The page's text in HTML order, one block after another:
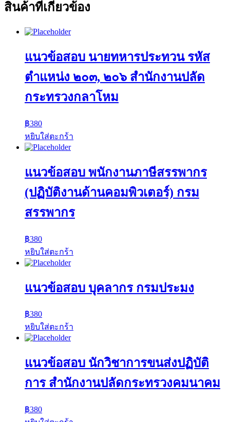
สินค้าที่เกี่ยวข้อง
แนวข้อสอบ นายทหารประทวน รหัส
ตำแหน่ง ๒๐๓, ๒๐๖ สำนักงานปลัด
กระทรวงกลาโหม
฿380
หยิบใส่ตะกร้า
แนวข้อสอบ พนักงานภาษีสรรพากร
(ปฏิบัติงานด้านคอมพิวเตอร์) กรม
สรรพากร
฿380
หยิบใส่ตะกร้า
แนวข้อสอบ บุคลากร กรมประมง
฿380
หยิบใส่ตะกร้า
แนวข้อสอบ นักวิชาการขนส่งปฏิบัติ
การ สำนักงานปลัดกระทรวงคมนาคม
฿380